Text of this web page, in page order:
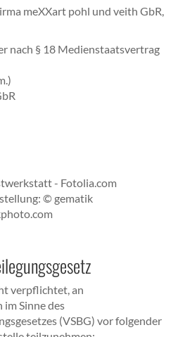
meXXart pohl und veith GbR,
nach § 18 Medienstaatsvertrag
- Fotolia.com
© gematik
verpflichtet, an
Sinne des
(VSBG) vor folgender